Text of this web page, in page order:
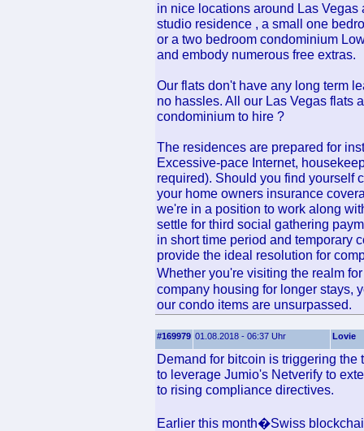
in nice locations around Las
studio residence , a small one
or a two bedroom condominium
and embody numerous free extras.
Our flats don't have any long term
no hassles. All our Las Vegas flats
condominium to hire ?
The residences are prepared for
Excessive-pace Internet,
required). Should you find yourself
your home owners insurance
we're in a position to work along
settle for third social gathering
in short time period and temporary
provide the ideal resolution for
Whether you're visiting the realm
company housing for longer stays,
our condo items are unsurpassed.
#169979 01.08.2018 - 06:37 Uhr Lovie
Demand for bitcoin is triggering
to leverage Jumio's Netverify to
to rising compliance directives.
Earlier this month�Swiss